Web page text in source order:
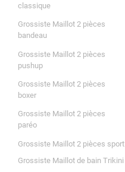
classique
Grossiste Maillot 2 pièces
bandeau
Grossiste Maillot 2 pièces
pushup
Grossiste Maillot 2 pièces
boxer
Grossiste Maillot 2 pièces
paréo
Grossiste Maillot 2 pièces sport
Grossiste Maillot de bain Trikini